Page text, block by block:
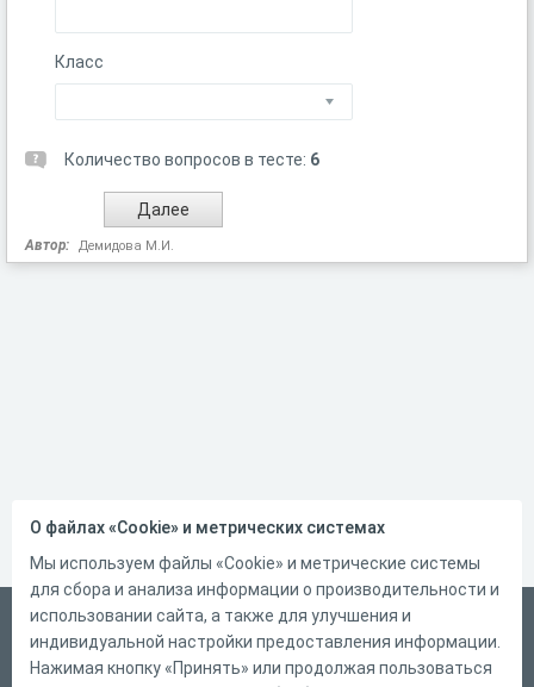
Класс
Количество вопросов в тесте: 6
Автор: Демидова М.И.
Русский
Справка
О файлах «Cookie» и метрических системах
Мы используем файлы «Cookie» и метрические системы
для сбора и анализа информации о производительности и
использовании сайта, а также для улучшения и
индивидуальной настройки предоставления информации.
Нажимая кнопку «Принять» или продолжая пользоваться